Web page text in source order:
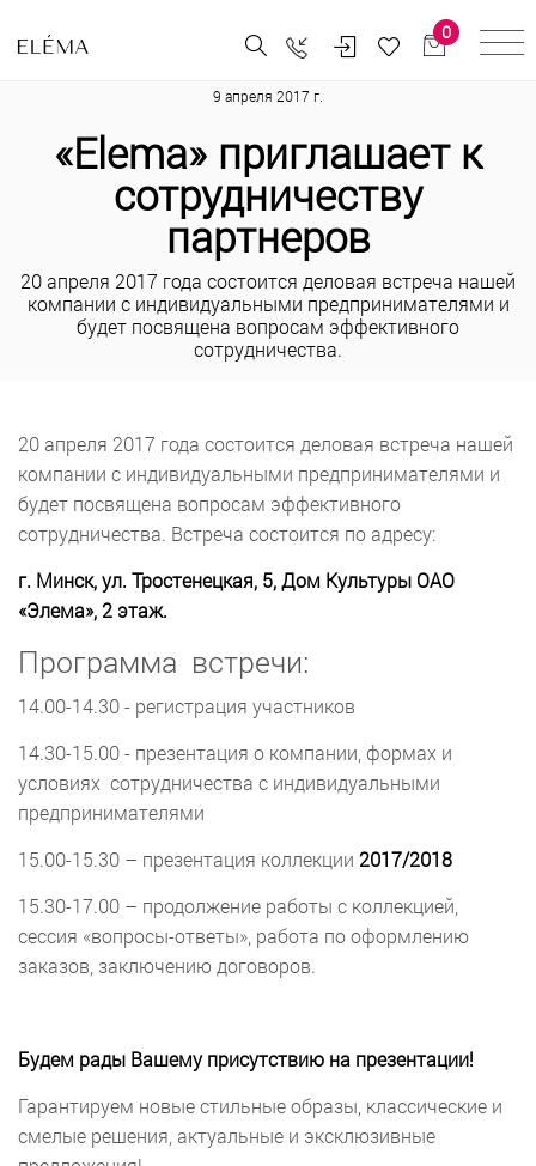
0
9 апреля 2017 г.
«Elema» приглашает к
сотрудничеству
партнеров
20 апреля 2017 года состоится деловая встреча нашей
компании с индивидуальными предпринимателями и
будет посвящена вопросам эффективного
сотрудничества.
20 апреля 2017 года состоится деловая встреча нашей
компании с индивидуальными предпринимателями и
будет посвящена вопросам эффективного
сотрудничества. Встреча состоится по адресу:
г. Минск, ул. Тростенецкая, 5, Дом Культуры ОАО
«Элема», 2 этаж.
Программа встречи:
14.00-14.30 - регистрация участников
14.30-15.00 - презентация о компании, формах и
условиях сотрудничества с индивидуальными
предпринимателями
15.00-15.30 – презентация коллекции 2017/2018
15.30-17.00 – продолжение работы с коллекцией,
сессия «вопросы-ответы», работа по оформлению
заказов, заключению договоров.
Будем рады Вашему присутствию на презентации!
Гарантируем новые стильные образы, классические и
смелые решения, актуальные и эксклюзивные